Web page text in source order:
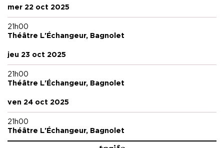
Création costume Anna Carraud
Coach vocal Daniel Wendler
Collaboration artistique Sophie Demeyer, Volmir Cordeiro
Régie génerale Marie Predour
Coproduction MC93 – Maison de la Culture de Seine-Saint-
Stories, un programme d’Europe Créative financé par l’Union
européenne, Charleroi Danse (BE), La Manufacture CDCN
Nouvelle Aquitaine Bordeaux, La Rochelle – Théatre de
Vanves
mer 22 oct 2025
21h00
Théâtre L'Échangeur, Bagnolet
jeu 23 oct 2025
21h00
Théâtre L'Échangeur, Bagnolet
ven 24 oct 2025
21h00
Théâtre L'Échangeur, Bagnolet